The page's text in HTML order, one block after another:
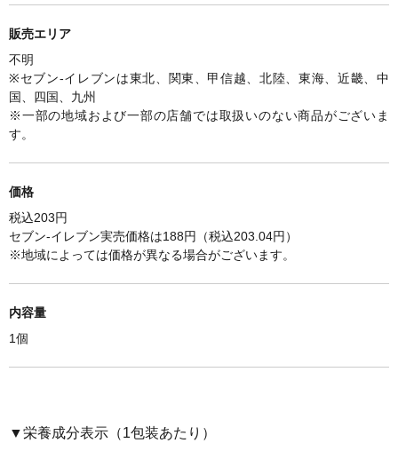
販売エリア
不明
※セブン-イレブンは東北、関東、甲信越、北陸、東海、近畿、中
国、四国、九州
※一部の地域および一部の店舗では取扱いのない商品がございま
す。
価格
税込203円
セブン-イレブン実売価格は188円（税込203.04円）
※地域によっては価格が異なる場合がございます。
内容量
1個
▼栄養成分表示（1包装あたり）